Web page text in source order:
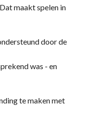
maakt spelen in
door de
was - en
te maken met